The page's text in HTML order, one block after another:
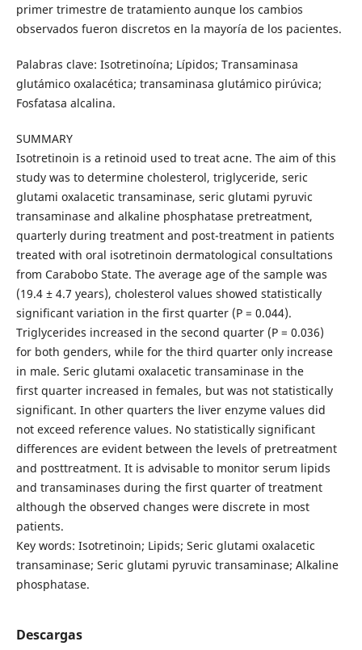
primer trimestre de tratamiento aunque los cambios
observados fueron discretos en la mayoría de los pacientes.
Palabras clave: Isotretinoína; Lípidos; Transaminasa
glutámico oxalacética; transaminasa glutámico pirúvica;
Fosfatasa alcalina.
SUMMARY
Isotretinoin is a retinoid used to treat acne. The aim of this
study was to determine cholesterol, triglyceride, seric
glutami oxalacetic transaminase, seric glutami pyruvic
transaminase and alkaline phosphatase pretreatment,
quarterly during treatment and post-treatment in patients
treated with oral isotretinoin dermatological consultations
from Carabobo State. The average age of the sample was
(19.4 ± 4.7 years), cholesterol values showed statistically
significant variation in the first quarter (P = 0.044).
Triglycerides increased in the second quarter (P = 0.036)
for both genders, while for the third quarter only increase
in male. Seric glutami oxalacetic transaminase in the
first quarter increased in females, but was not statistically
significant. In other quarters the liver enzyme values did
not exceed reference values. No statistically significant
differences are evident between the levels of pretreatment
and posttreatment. It is advisable to monitor serum lipids
and transaminases during the first quarter of treatment
although the observed changes were discrete in most
patients.
Key words: Isotretinoin; Lipids; Seric glutami oxalacetic
transaminase; Seric glutami pyruvic transaminase; Alkaline
phosphatase.
Descargas